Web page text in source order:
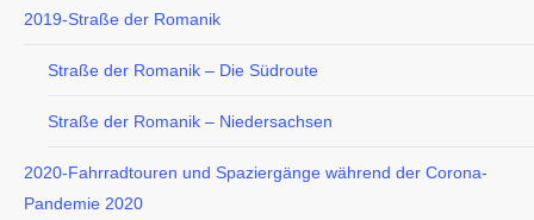
2019-Straße der Romanik
Straße der Romanik – Die Südroute
Straße der Romanik – Niedersachsen
2020-Fahrradtouren und Spaziergänge während der Corona-
Pandemie 2020